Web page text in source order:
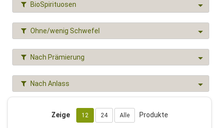
BioSpirituosen
Ohne/wenig Schwefel
Nach Prämierung
Nach Anlass
Zeige 12 24 Alle Produkte